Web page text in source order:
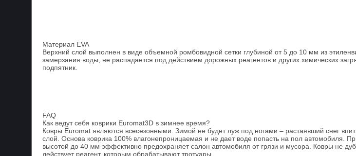
Материал EVA
Верхний слой выполнен в виде объемной ромбовидной сетки глубиной от 5 до 10 мм из
замерзания воды, не распадается под действием дорожных реагентов и других химических
подпятник.
FAQ
Как ведут себя коврики Euromat3D в зимнее время?
Ковры Euromat являются всесезонными. Зимой не будет луж под ногами – растаявший снег
слой. Основа коврика 100% влагонепроницаемая и не дает воде попасть на пол автомобиля.
высотой до 40 мм эффективно предохраняет салон автомобиля от грязи и мусора. Ковры не
действует реагент, которым обрабатывают тротуары.